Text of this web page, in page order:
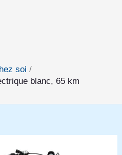
soi
blanc, 65 km